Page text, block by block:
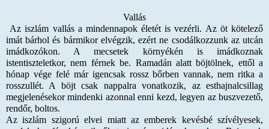
Vallás
Az iszlám vallás a mindennapok életét is vezérli. Az öt kötelező
imát bárhol és bármikor elvégzik, ezért ne csodálkozzunk az utcán
imádkozókon. A mecsetek környékén is imádkoznak
istentiszteletkor, nem férnek be. Ramadán alatt böjtölnek, ettől a
hónap vége felé már igencsak rossz bőrben vannak, nem ritka a
rosszullét. A böjt csak nappalra vonatkozik, az esthajnalcsillag
megjelenésekor mindenki azonnal enni kezd, legyen az buszvezető,
rendőr, boltos.
Az iszlám szigorú elvei miatt az emberek kevésbé szívélyesek,